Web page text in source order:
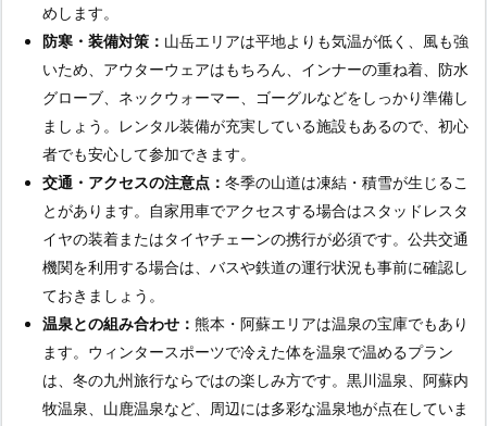
めします。
防寒・装備対策： 山岳エリアは平地よりも気温が低く、風も強
いため、アウターウェアはもちろん、インナーの重ね着、防水
グローブ、ネックウォーマー、ゴーグルなどをしっかり準備し
ましょう。レンタル装備が充実している施設もあるので、初心
者でも安心して参加できます。
交通・アクセスの注意点： 冬季の山道は凍結・積雪が生じるこ
とがあります。自家用車でアクセスする場合はスタッドレスタ
イヤの装着またはタイヤチェーンの携行が必須です。公共交通
機関を利用する場合は、バスや鉄道の運行状況も事前に確認し
ておきましょう。
温泉との組み合わせ： 熊本・阿蘇エリアは温泉の宝庫でもあり
ます。ウィンタースポーツで冷えた体を温泉で温めるプラン
は、冬の九州旅行ならではの楽しみ方です。黒川温泉、阿蘇内
牧温泉、山鹿温泉など、周辺には多彩な温泉地が点在していま